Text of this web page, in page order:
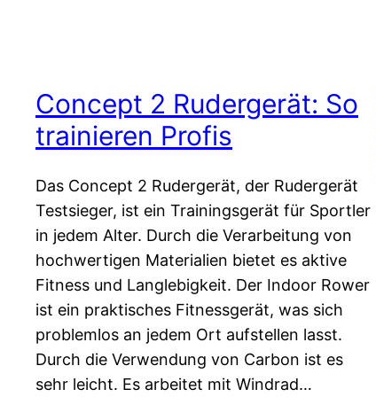
Concept 2 Rudergerät: So
trainieren Profis
Das Concept 2 Rudergerät, der Rudergerät
Testsieger, ist ein Trainingsgerät für Sportler
in jedem Alter. Durch die Verarbeitung von
hochwertigen Materialien bietet es aktive
Fitness und Langlebigkeit. Der Indoor Rower
ist ein praktisches Fitnessgerät, was sich
problemlos an jedem Ort aufstellen lasst.
Durch die Verwendung von Carbon ist es
sehr leicht. Es arbeitet mit Windrad…